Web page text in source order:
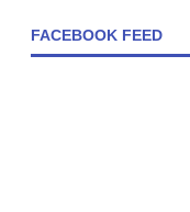
FACEBOOK FEED